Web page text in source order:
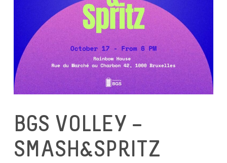
BGS VOLLEY –
SMASH&SPRITZ